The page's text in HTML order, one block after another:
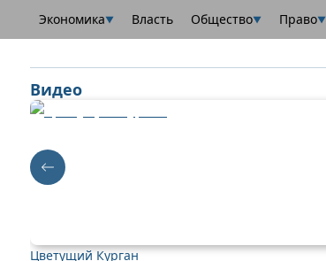
Экономика▼ Власть Общество▼ Право▼
Видео
Цветущий Курган